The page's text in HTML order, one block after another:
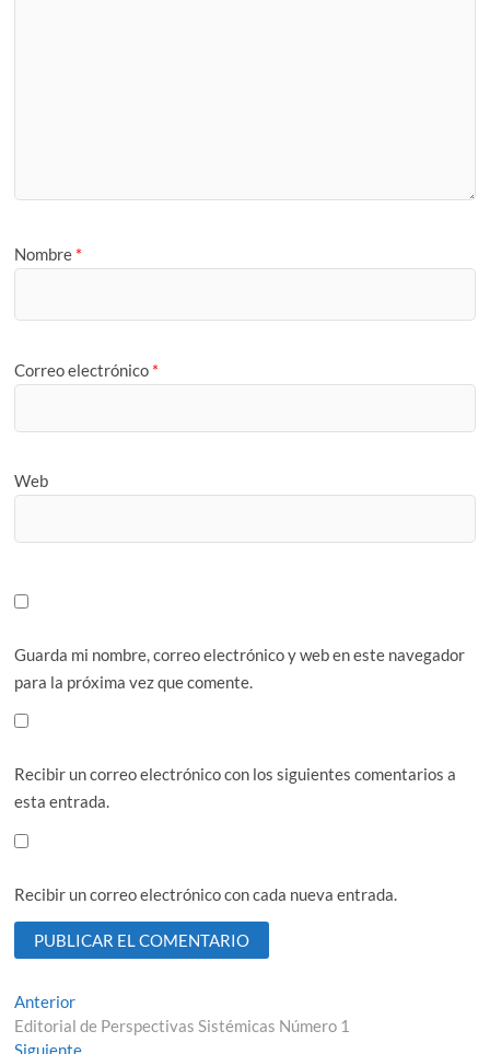
Nombre *
Correo electrónico *
Web
Guarda mi nombre, correo electrónico y web en este navegador
para la próxima vez que comente.
Recibir un correo electrónico con los siguientes comentarios a
esta entrada.
Recibir un correo electrónico con cada nueva entrada.
Navegación
de
AnteriorEntrada
anterior:
Editorial de Perspectivas Sistémicas Número 1
SiguienteEntrada